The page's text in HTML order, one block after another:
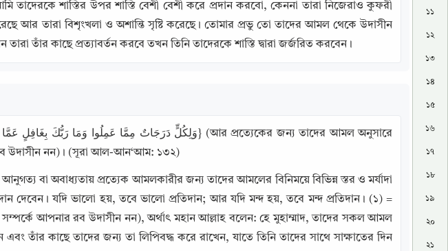
শাস্তির উপর শাস্তি বেশী বেশী করে প্রদান করবো, কেননা তারা নিজেরাও কুফরী
আর তারা বিশৃংখলা ও অশান্তি সৃষ্টি করেছে। তোমার প্রভু তো তাদের আমল থেকে উদাসীন
তাঁর কাছে প্রত্যাবর্তন করবে তখন তিনি তাদেরকে শাস্তি দ্বারা জর্জরিত করবেন।
রব উদাসীন নন)। (সূরা আল-আন‘আম: ১৩২)
বা অবাধ্যতায় প্রত্যেক আমলকারীর জন্য তাদের আমলের বিনিময়ে বিভিন্ন স্তর ও মর্যাদা
দেবেন। যদি ভালো হয়, তবে ভালো প্রতিদান; আর যদি মন্দ হয়, তবে মন্দ প্রতিদান। (১) =
তাঁর কাছে তাদের জন্য তা লিপিবদ্ধ করে রাখেন, যাতে তিনি তাদের সাথে সাক্ষাতের দিন
১১
১২
১৩
১৪
১৫
১৬
১৭
১৮
১৯
২০
২১